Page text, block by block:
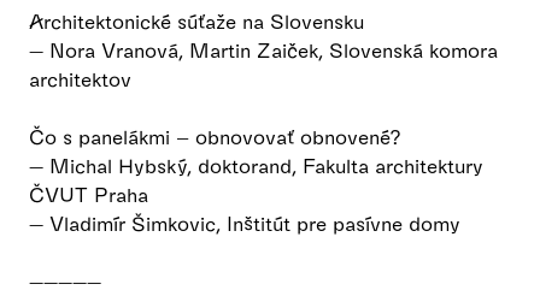
Architektonické súťaže na Slovensku
— Nora Vranová, Martin Zaiček, Slovenská komora
architektov
Čo s panelákmi – obnovovať obnovené?
— Michal Hybský, doktorand, Fakulta architektury
ČVUT Praha
— Vladimír Šimkovic, Inštitút pre pasívne domy
—————